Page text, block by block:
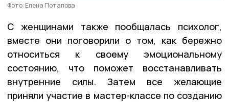
Фото: Елена Потапова
С женщинами также пообщалась психолог,
вместе они поговорили о том, как бережно
относиться к своему эмоциональному
состоянию, что поможет восстанавливать
внутренние силы. Затем все желающие
приняли участие в мастер-классе по созданию